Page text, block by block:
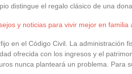
distingue el regalo clásico de una
y noticias para vivir mejor en familia
en el Código Civil. La administración
ofrecida con los ingresos y el
nunca planteará un problema. Para